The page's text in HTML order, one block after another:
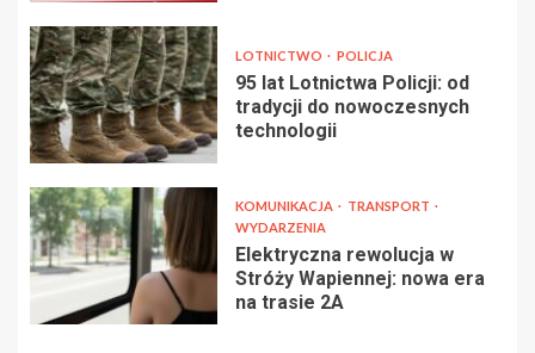
LOTNICTWO POLICJA
95 lat Lotnictwa Policji: od
tradycji do nowoczesnych
technologii
KOMUNIKACJA
TRANSPORT
WYDARZENIA
Elektryczna rewolucja w
Stróży Wapiennej: nowa era
na trasie 2A